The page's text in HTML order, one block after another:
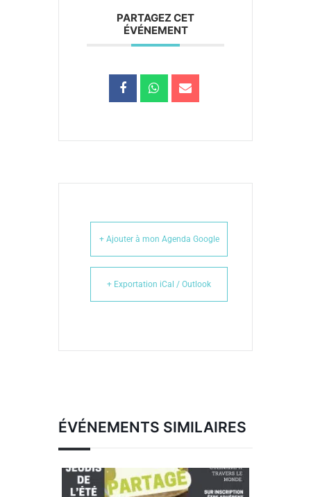
PARTAGEZ CET
ÉVÉNEMENT
+ Ajouter à mon Agenda Google
+ Exportation iCal / Outlook
ÉVÉNEMENTS SIMILAIRES